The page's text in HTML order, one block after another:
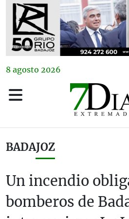
8 agosto 2026
BADAJOZ
Un incendio
bomberos de